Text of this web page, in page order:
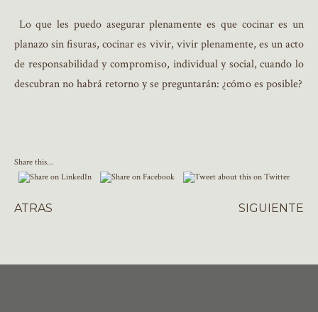
Lo que les puedo asegurar plenamente es que cocinar es un
planazo sin fisuras, cocinar es vivir, vivir plenamente, es un acto
de responsabilidad y compromiso, individual y social, cuando lo
descubran no habrá retorno y se preguntarán: ¿cómo es posible?
Share this...
SIGUIENTE
ATRAS